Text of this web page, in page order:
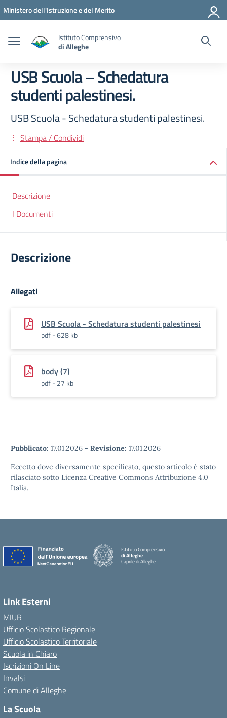
Vai ai contenuti
Vai al menu di navigazione
Vai al footer
Ministero dell'Istruzione e del Merito
Istituto Comprensivo
di Alleghe
USB Scuola – Schedatura
studenti palestinesi.
USB Scuola - Schedatura studenti palestinesi.
Stampa / Condividi
Indice della pagina
Descrizione
I Documenti
Descrizione
Allegati
USB Scuola - Schedatura studenti palestinesi
pdf - 628 kb
body (7)
pdf - 27 kb
Pubblicato: 17.01.2026 - Revisione: 17.01.2026
Eccetto dove diversamente specificato, questo articolo è stato
rilasciato sotto Licenza Creative Commons Attribuzione 4.0
Italia.
Istituto Comprensivo
di Alleghe
Caprile di Alleghe
Link Esterni
MIUR
Ufficio Scolastico Regionale
Ufficio Scolastico Territoriale
Scuola in Chiaro
Iscrizioni On Line
Invalsi
Comune di Alleghe
La Scuola